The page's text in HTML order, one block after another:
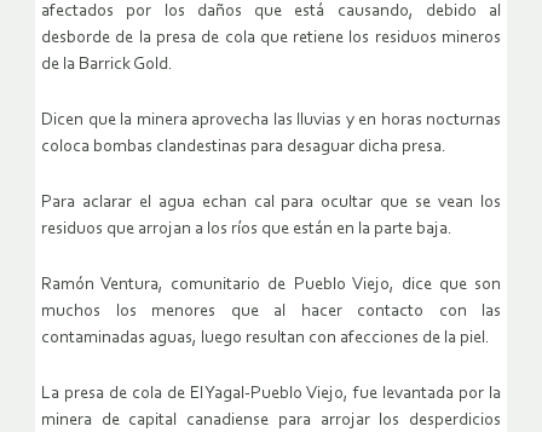
afectados por los daños que está causando, debido al
desborde de la presa de cola que retiene los residuos mineros
de la Barrick Gold.
Dicen que la minera aprovecha las lluvias y en horas nocturnas
coloca bombas clandestinas para desaguar dicha presa.
Para aclarar el agua echan cal para ocultar que se vean los
residuos que arrojan a los ríos que están en la parte baja.
Ramón Ventura, comunitario de Pueblo Viejo, dice que son
muchos los menores que al hacer contacto con las
contaminadas aguas, luego resultan con afecciones de la piel.
La presa de cola de El Yagal-Pueblo Viejo, fue levantada por la
minera de capital canadiense para arrojar los desperdicios